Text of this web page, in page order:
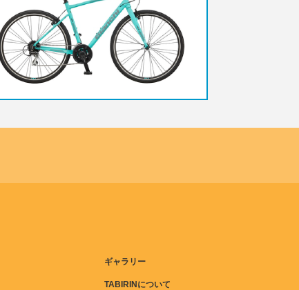
ギャラリー
TABIRINについて